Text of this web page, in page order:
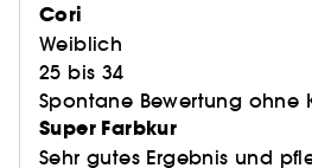
Cori
Weiblich
25 bis 34
Spontane Bewertung ohne
Super Farbkur
Sehr gutes Ergebnis und